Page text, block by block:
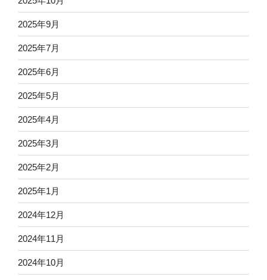
2025年9月
2025年7月
2025年6月
2025年5月
2025年4月
2025年3月
2025年2月
2025年1月
2024年12月
2024年11月
2024年10月